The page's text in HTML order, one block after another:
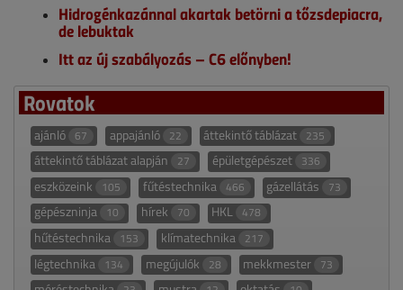
Hidrogénkazánnal akartak betörni a tőzsdepiacra,
de lebuktak
Itt az új szabályozás – C6 előnyben!
Rovatok
ajánló 67 appajánló 22 áttekintő táblázat 235
áttekintő táblázat alapján 27 épületgépészet 336
eszközeink 105 fűtéstechnika 466 gázellátás 73
gépészninja 10 hírek 70 HKL 478
hűtéstechnika 153 klímatechnika 217
légtechnika 134 megújulók 28 mekkmester 73